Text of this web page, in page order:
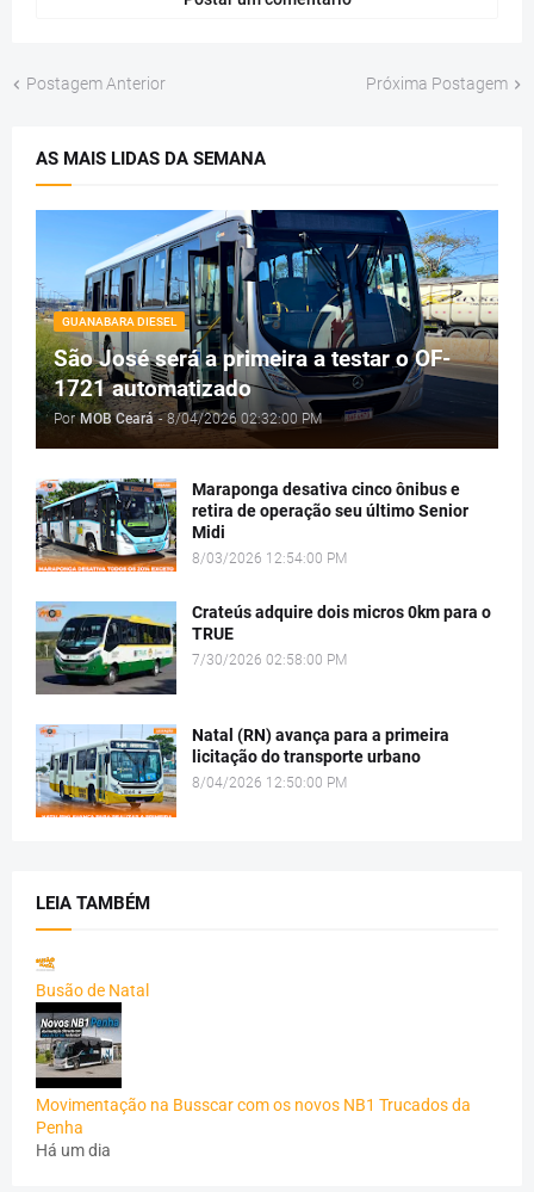
Postagem Anterior Próxima Postagem
AS MAIS LIDAS DA SEMANA
GUANABARA DIESEL
São José será a primeira a testar o OF-
1721 automatizado
Por MOB Ceará - 8/04/2026 02:32:00 PM
Maraponga desativa cinco ônibus e
retira de operação seu último Senior
Midi
8/03/2026 12:54:00 PM
Crateús adquire dois micros 0km para o
TRUE
7/30/2026 02:58:00 PM
Natal (RN) avança para a primeira
licitação do transporte urbano
8/04/2026 12:50:00 PM
LEIA TAMBÉM
Busão de Natal
Movimentação na Busscar com os novos NB1 Trucados da
Penha
Há um dia